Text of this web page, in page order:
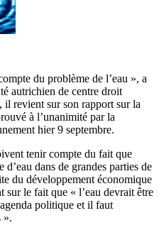
du problème de l’eau », a
autrichien de centre droit
il revient sur son rapport sur la
à l’unanimité par la
hier 9 septembre.
tenir compte du fait que
dans de grandes parties de
du développement économique
sur le fait que « l’eau devrait être
politique et il faut
».